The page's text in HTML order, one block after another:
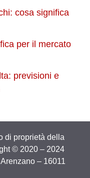
cosa significa
per il mercato
previsioni e
di proprietà della
© 2020 – 2024
– 16011